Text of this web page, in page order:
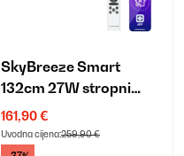
SkyBreeze Smart
132cm 27W stropni
ventilator sa svjetlom
orah
161,90 €
Uvodna cijena:259,90 €